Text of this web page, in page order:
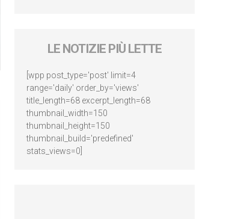
LE NOTIZIE PIÙ LETTE
[wpp post_type='post' limit=4
range='daily' order_by='views'
title_length=68 excerpt_length=68
thumbnail_width=150
thumbnail_height=150
thumbnail_build='predefined'
stats_views=0]